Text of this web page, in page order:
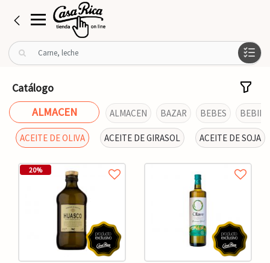
B
u
r
p
Catálogo
ALMACEN
ALMACEN BAZAR BEBES
ACEITE DE OLIVA ACEITE DE GIRASOL ACEITE DE SOJA
20%